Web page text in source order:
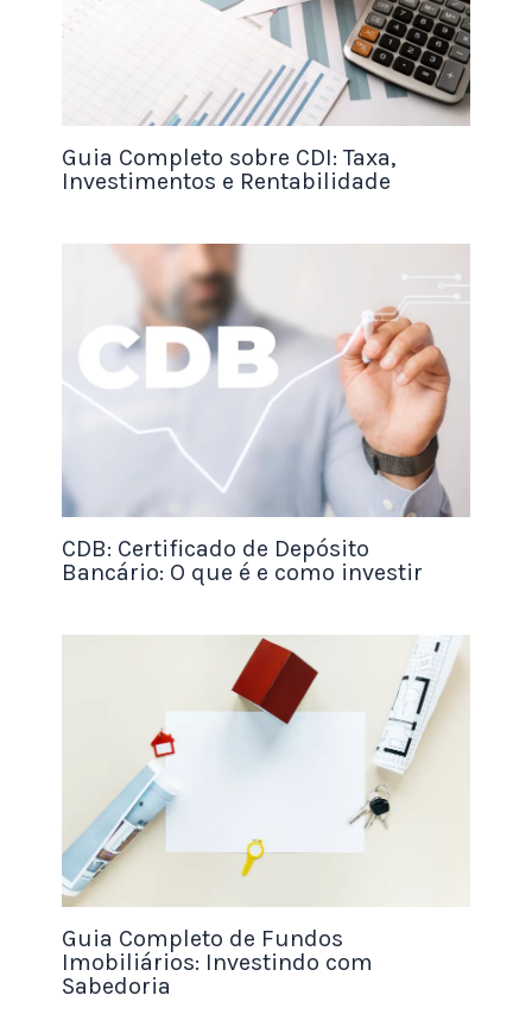
de transação. Alguns desenvolvedores criaram
forks do Bitcoin e ressurgiram como uma
tentativa de competir com ele como método de
atraiam um setor ou grupo específico, como a
tentativa da Ripple de usar o XRP Ledger e o XRP
para atrair o setor bancário com um sistema de
pagamento mais rápido.
Dogecoin, a popular moeda meme, foi
aparentemente criada como uma espécie de
piada. Ela foi derivada do Litecoin, que por sua vez
foi derivado do Bitcoin em 2011. Qualquer que seja
a intenção por trás de sua criação, ela ainda foi
digital.
As altcoins tentam melhorar as limitações
percebidas de qualquer criptomoeda e blockchain
das quais são derivadas ou com as quais
competem. A primeira altcoin foi o Litecoin,
derivado do blockchain do Bitcoin em 2011. O
Litecoin usa um mecanismo de consenso de prova
de trabalho (PoW) diferente do Bitcoin, chamado
Scrypt (pronuncia-se “ess-cript”), que consome
menos energia e é mais rápido do que o
mecanismo de consenso PoW SHA-256 do Bitcoin.
Guia Completo sobre CDI: Taxa,
Investimentos e Rentabilidade
CDB: Certificado de Depósito
Bancário: O que é e como investir
Guia Completo de Fundos
Imobiliários: Investindo com
Sabedoria